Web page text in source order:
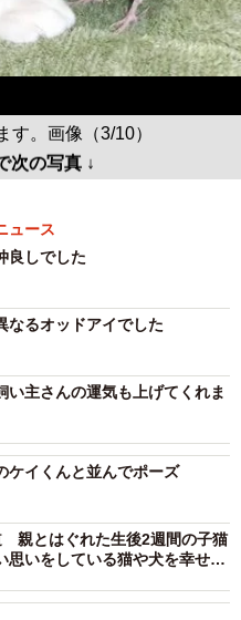
す。画像（3/10）
次の写真 ↓
ュース
良しでした
なるオッドアイでした
い主さんの運気も上げてくれま
ケイくんと並んでポーズ
親とはぐれた生後2週間の子猫
思いをしている猫や犬を幸せに